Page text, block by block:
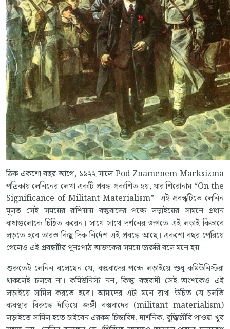
ঠিক একশো বছর আগে, ১৯২২ সালে Pod Znamenem Marksizma
পত্রিকায় লেনিনের লেখা একটি প্রবন্ধ প্রকাশিত হয়, যার শিরোনাম “On the
Significance of Militant Materialism”। এই প্রবন্ধটিতে লেনিন
মূলত সেই সময়ের রাশিয়ায় বস্তুবাদের পক্ষে লড়াইয়ের সামনে প্রধান
বাধাগুলোকে চিহ্ণিত করেন। সাথে সাথে দর্শনের জগতে এই লড়াই কিভাবে
লড়তে হবে তারও কিছু দিক নির্দেশ এই প্রবন্ধে আছে। একশো বছর পেরিয়ে
গেলেও এই প্রবন্ধটির পুনঃপাঠ আজকের সময়ে জরুরি বলে মনে হয়।
শুরুতেই লেনিন বলেছেন যে, বস্তুবাদের পক্ষে লড়াইয়ে শুধু কমিউনিস্টরা
থাকলেই চলবে না। কমিউনিস্ট নন, কিন্তু বস্তবাদী সেই অংশকেও এই
লড়াইয়ে সামিল করতে হবে। আমাদের এটা মনে রাখা উচিত যে চলতি
ব্যবস্থার বিরুদ্ধে দাঁড়িয়ে জঙ্গী বস্তুবাদের (militant materialism)
লড়াইতে সামিল হতে চাইবেন এরকম চিন্তাবিদ, দার্শনিক, বুদ্ধিজীবি পাওয়া খুব